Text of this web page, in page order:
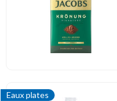
Eaux plates